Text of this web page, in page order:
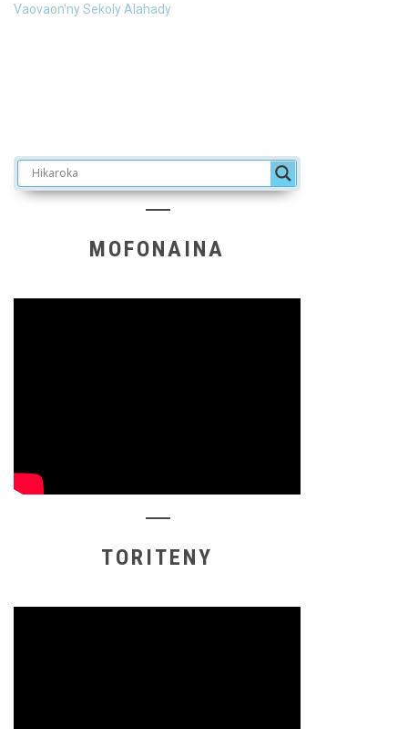
Vaovaon'ny Sekoly Alahady
MOFONAINA
TORITENY